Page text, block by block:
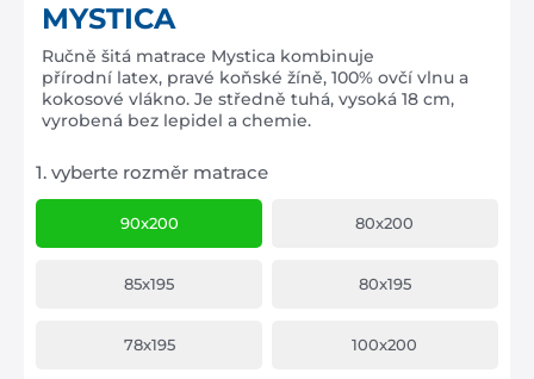
MYSTICA
Ručně šitá matrace Mystica kombinuje
přírodní latex, pravé koňské žíně, 100% ovčí vlnu a
kokosové vlákno. Je středně tuhá, vysoká 18 cm,
vyrobená bez lepidel a chemie.
1. vyberte rozměr matrace
90x200 80x200
85x195 80x195
78x195 100x200